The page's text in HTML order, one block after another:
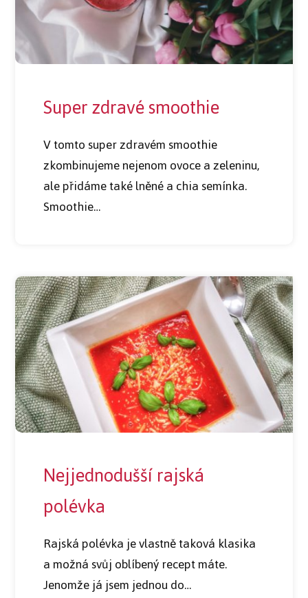
Super zdravé smoothie
V tomto super zdravém smoothie
zkombinujeme nejenom ovoce a zeleninu,
ale přidáme také lněné a chia semínka.
Smoothie…
Nejjednodušší rajská
polévka
Rajská polévka je vlastně taková klasika
a možná svůj oblíbený recept máte.
Jenomže já jsem jednou do…